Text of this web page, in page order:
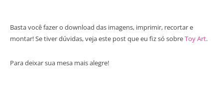
Basta você fazer o download das imagens, imprimir, recortar e
montar! Se tiver dúvidas, veja este post que eu fiz só sobreToy Art.
Para deixar sua mesa mais alegre!